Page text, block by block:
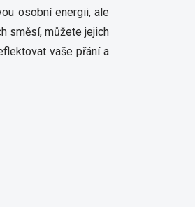
osobní energii, ale
směsí, můžete jejich
vaše přání a